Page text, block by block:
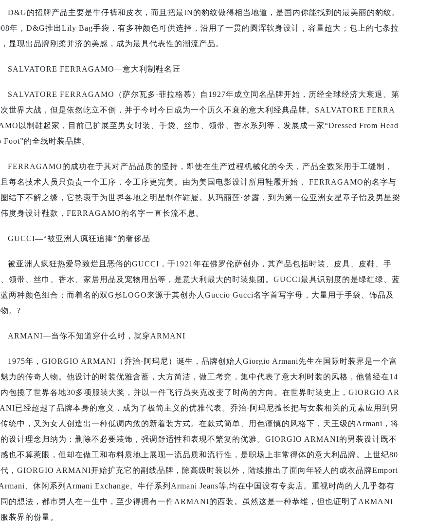
D&G的招牌产品主要是牛仔裤和皮衣，而且把最IN的豹纹做得相当地道，是国内你能找到的最美丽的豹纹。
年，D&G推出Lily Bag手袋，有多种颜色可供选择，沿用了一贯的圆浑软身设计，容量超大；包上的七条拉
显现出品牌刚柔并济的美感，成为最具代表性的潮流产品。
SALVATORE FERRAGAMO—意大利制鞋名匠
SALVATORE FERRAGAMO（萨尔瓦多·菲拉格慕）自1927年成立同名品牌开始，历经全球经济大衰退、第
世界大战，但是依然屹立不倒，并于今时今日成为一个历久不衰的意大利经典品牌。SALVATORE FERRA
以制鞋起家，目前已扩展至男女时装、手袋、丝巾、领带、香水系列等，发展成一家“Dressed From Head
Foot”的全线时装品牌。
FERRAGAMO的成功在于其对产品品质的坚持，即使在生产过程机械化的今天，产品全数采用手工缝制，
每名技术人员只负责一个工序，令工序更完美。由为美国电影设计所用鞋履开始， FERRAGAMO的名字与
结下不解之缘，它热衷于为世界各地之明星制作鞋履。从玛丽莲·梦露，到为第一位亚洲女星章子怡及男星梁
度身设计鞋款，FERRAGAMO的名字一直长流不息。
GUCCI—“被亚洲人疯狂追捧”的奢侈品
被亚洲人疯狂热爱导致烂且恶俗的GUCCI，于1921年在佛罗伦萨创办，其产品包括时装、皮具、皮鞋、手
领带、丝巾、香水、家居用品及宠物用品等，是意大利最大的时装集团。GUCCI最具识别度的是绿红绿、蓝
两种颜色组合；而着名的双G形LOGO来源于其创办人Guccio Gucci名字首写字母，大量用于手袋、饰品及
。?
ARMANI—当你不知道穿什么时，就穿ARMANI
1975年，GIORGIO ARMANI（乔治·阿玛尼）诞生，品牌创始人Giorgio Armani先生在国际时装界是一个富
力的传奇人物。他设计的时装优雅含蓄，大方简洁，做工考究，集中代表了意大利时装的风格，他曾经在14
包揽了世界各地30多项服装大奖，并以一件飞行员夹克改变了时尚的方向。在世界时装史上，GIORGIO AR
已经超越了品牌本身的意义，成为了极简主义的优雅代表。乔治·阿玛尼擅长把与女装相关的元素应用到男
统中，又为女人创造出一种低调内敛的新着装方式。在款式简单、用色谨慎的风格下，天王级的Armani，将
设计理念归纳为：删除不必要装饰，强调舒适性和表现不繁复的优雅。GIORGIO ARMANI的男装设计既不
也不算惹眼，但却在做工和布料质地上展现一流品质和流行性，是职场上非常得体的意大利品牌。上世纪80
，GIORGIO ARMANI开始扩充它的副线品牌，除高级时装以外，陆续推出了面向年轻人的成衣品牌Empori
、休闲系列Armani Exchange、牛仔系列Armani Jeans等,均在中国设有专卖店。重视时尚的人几乎都有
的想法，都市男人在一生中，至少得拥有一件ARMANI的西装。虽然这是一种恭维，但也证明了ARMANI
装界的份量。